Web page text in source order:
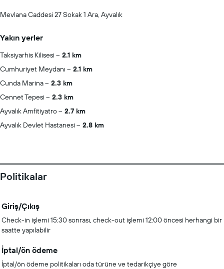
Mevlana Caddesi 27 Sokak 1 Ara, Ayvalık
Yakın yerler
Taksiyarhis Kilisesi
2.1 km
Cumhuriyet Meydanı
2.1 km
Cunda Marina
2.3 km
Cennet Tepesi
2.3 km
Ayvalık Amfitiyatro
2.7 km
Ayvalık Devlet Hastanesi
2.8 km
Politikalar
Giriş/Çıkış
Check-in işlemi 15:30 sonrası, check-out işlemi 12:00 öncesi herhangi bir
saatte yapılabilir
İptal/ön ödeme
İptal/ön ödeme politikaları oda türüne ve tedarikçiye göre